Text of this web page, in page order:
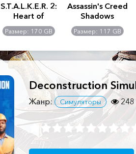
S.T.A.L.K.E.R. 2:
Heart of
Chernobyl -
Ultimate Edition
Размер: 170 GB
Assassin's Creed
Shadows
Размер: 117 GB
Deconstruction
Жанр: Симуляторы 248